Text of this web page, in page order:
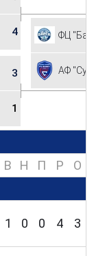
4
3
1
ФЦ
АФ "Суми"
В Н П Р
O
1 0 0 4 3